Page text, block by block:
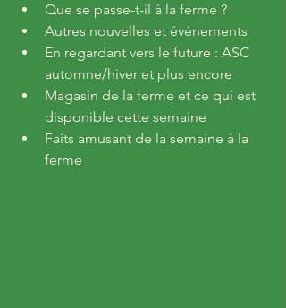
Que se passe-t-il à la ferme ?
Autres nouvelles et événements
En regardant vers le future : ASC
automne/hiver et plus encore
Magasin de la ferme et ce qui est
disponible cette semaine
Faits amusant de la semaine à la
ferme